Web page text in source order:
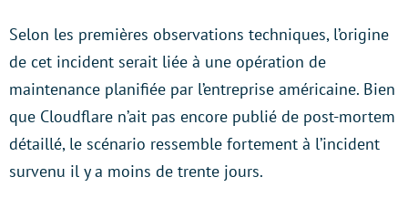
Selon les premières observations techniques, l’origine
de cet incident serait liée à une opération de
maintenance planifiée par l’entreprise américaine. Bien
que Cloudflare n’ait pas encore publié de post-mortem
détaillé, le scénario ressemble fortement à l’incident
survenu il y a moins de trente jours.